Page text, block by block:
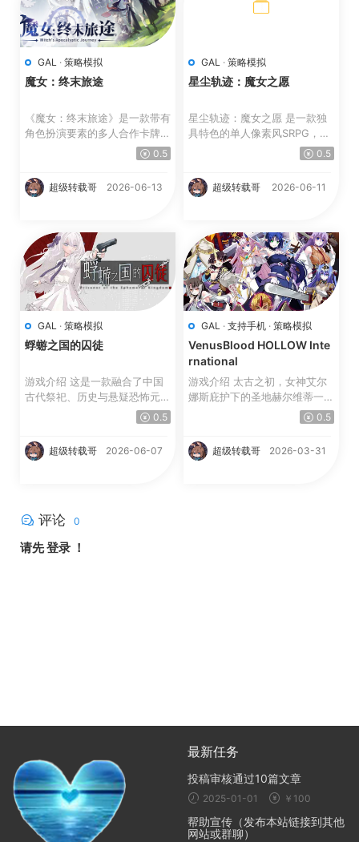
GAL · 策略模拟
魔女：终末旅途
《魔女：终末旅途》是一款带有
角色扮演要素的多人合作卡牌R
oguelite游戏，你可以自... 0.5
超级转载哥 2026-06-13
GAL · 策略模拟
星尘轨迹：魔女之愿
星尘轨迹：魔女之愿 是一款独
具特色的单人像素风SRPG，融
合了精彩的叙事与电影般的...0.5
超级转载哥 2026-06-11
GAL · 策略模拟
蜉蝣之国的囚徒
游戏介绍 这是一款融合了中国
古代祭祀、历史与悬疑恐怖元素
0.5
超级转载哥 2026-06-07
GAL · 支持手机 · 策略模拟
VenusBlood HOLLOW Inte
rnational
游戏介绍 太古之初，女神艾尔
娜斯庇护下的圣地赫尔维蒂一片
0.5
超级转载哥 2026-03-31
评论 0
请先登录 ！
最新任务
投稿审核通过10篇文章
2025-01-01 ￥100
帮助宣传（发布本站链接到其他
网站或群聊）